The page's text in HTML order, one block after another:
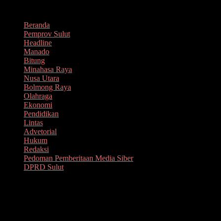
kontenBeranda
Pemprov Sulut
Headline
Manado
Bitung
Minahasa Raya
Nusa Utara
Bolmong Raya
Olahraga
Ekonomi
Pendidikan
Lintas
Advetorial
Hukum
Redaksi
Pedoman Pemberitaan Media Siber
DPRD Sulut